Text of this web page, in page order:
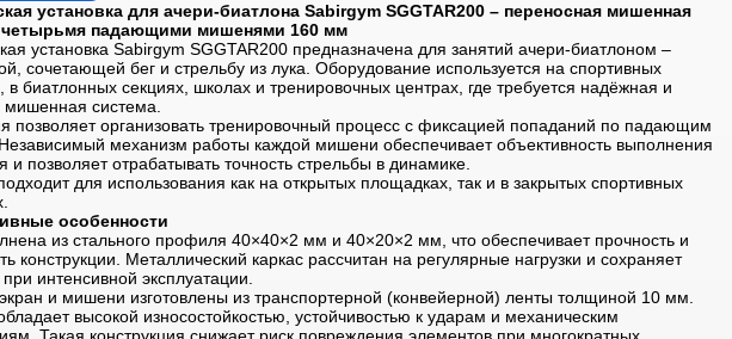
установка для ачери-биатлона Sabirgym SGGTAR200 – переносная мишенная
четырьмя падающими мишенями 160 мм
установка Sabirgym SGGTAR200 предназначена для занятий ачери-биатлоном –
сочетающей бег и стрельбу из лука. Оборудование используется на спортивных
в биатлонных секциях, школах и тренировочных центрах, где требуется надёжная и
система.
позволяет организовать тренировочный процесс с фиксацией попаданий по падающим
механизм работы каждой мишени обеспечивает объективность выполнения
и позволяет отрабатывать точность стрельбы в динамике.
для использования как на открытых площадках, так и в закрытых спортивных
особенности
из стального профиля 40×40×2 мм и 40×20×2 мм, что обеспечивает прочность и
конструкции. Металлический каркас рассчитан на регулярные нагрузки и сохраняет
интенсивной эксплуатации.
и мишени изготовлены из транспортерной (конвейерной) ленты толщиной 10 мм.
высокой износостойкостью, устойчивостью к ударам и механическим